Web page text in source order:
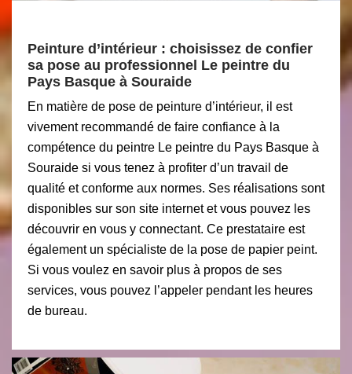
Peinture d’intérieur : choisissez de confier
sa pose au professionnel Le peintre du
Pays Basque à Souraide
En matière de pose de peinture d’intérieur, il est
vivement recommandé de faire confiance à la
compétence du peintre Le peintre du Pays Basque à
Souraide si vous tenez à profiter d’un travail de
qualité et conforme aux normes. Ses réalisations sont
disponibles sur son site internet et vous pouvez les
découvrir en vous y connectant. Ce prestataire est
également un spécialiste de la pose de papier peint.
Si vous voulez en savoir plus à propos de ses
services, vous pouvez l’appeler pendant les heures
de bureau.